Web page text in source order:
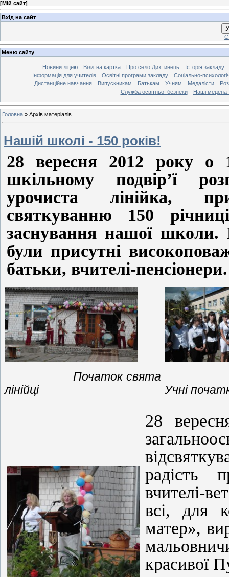
[Мій сайт]
Вхід на сайт
Меню сайту
Новини ліцею Візитна картка Про село Дихтинець
Історія закладу
Інформація для учителів
Освітні програми закладу
Соціально-
Дистанційне навчання
Випускникам Батькам Учням Медалісти
Служба освітньої безпеки
Наші
Головна » Архів матеріалів
Нашій школі - 150 років!
28 вересня 2012 року о
шкільному подвір’ї
урочиста лінійка,
святкуванню 150
заснування нашої школи.
були присутні
батьки, вчителі-пенсіонери.
Початок
лінійці Учні початкових
28
радість
вчителі-
всі, для
матер»,
красивої